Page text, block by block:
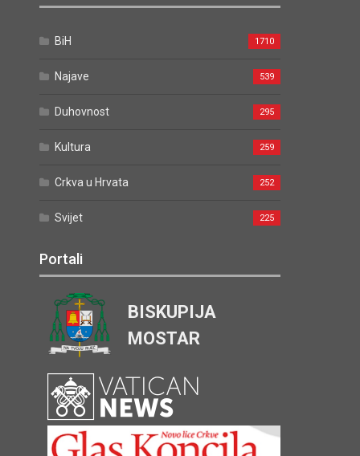
BiH 1710
Najave 539
Duhovnost 295
Kultura 259
Crkva u Hrvata 252
Svijet 225
Portali
BISKUPIJA
MOSTAR